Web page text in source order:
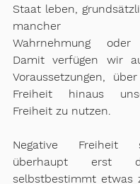
Staat leben,
mancher
Wahrnehmung oder
Damit verfügen wir
Voraussetzungen,
Freiheit hinaus
Freiheit zu nutzen.
Negative Freiheit
überhaupt erst
selbstbestimmt etwas